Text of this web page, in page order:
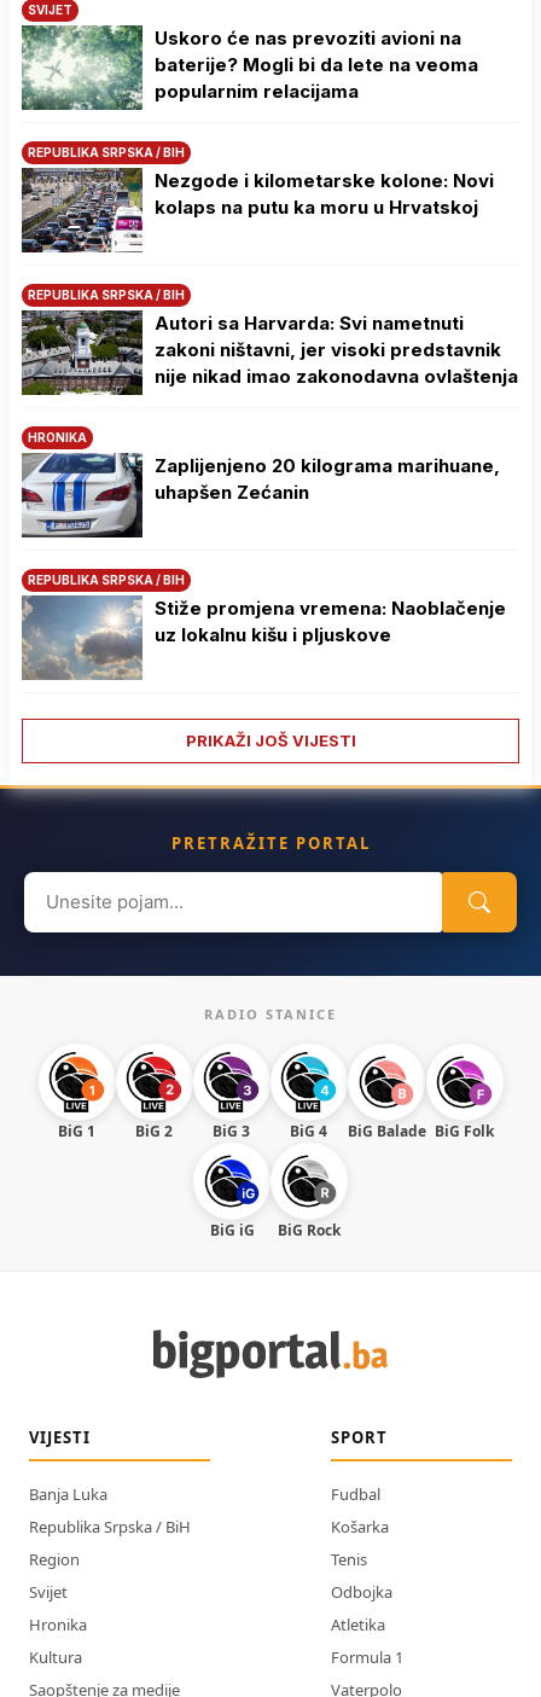
SVIJET
Uskoro će nas prevoziti avioni na
baterije? Mogli bi da lete na veoma
popularnim relacijama
REPUBLIKA SRPSKA / BIH
Nezgode i kilometarske kolone: Novi
kolaps na putu ka moru u Hrvatskoj
REPUBLIKA SRPSKA / BIH
Autori sa Harvarda: Svi nametnuti
zakoni ništavni, jer visoki predstavnik
nije nikad imao zakonodavna ovlaštenja
HRONIKA
Zaplijenjeno 20 kilograma marihuane,
uhapšen Zećanin
REPUBLIKA SRPSKA / BIH
Stiže promjena vremena: Naoblačenje
uz lokalnu kišu i pljuskove
PRIKAŽI JOŠ VIJESTI
PRETRAŽITE PORTAL
Search
for:
RADIO STANICE
BiG 1 BiG 2 BiG 3 BiG 4 BiG Balade BiG Folk
BiG iG BiG Rock
VIJESTI
Banja Luka
Republika Srpska / BiH
Region
Svijet
Hronika
Kultura
Saopštenje za medije
SPORT
Fudbal
Košarka
Tenis
Odbojka
Atletika
Formula 1
Vaterpolo